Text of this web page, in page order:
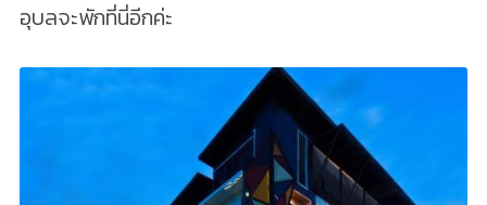
อุบลจะพักที่นี่อีกค่ะ